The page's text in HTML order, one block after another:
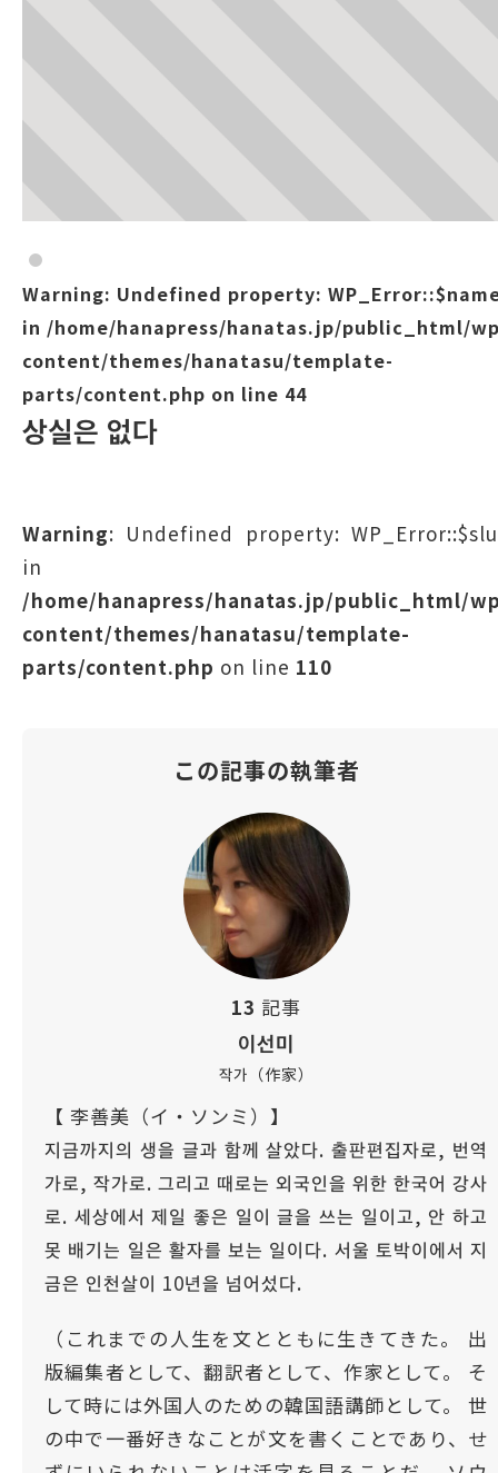
Warning: Undefined property:
in /home/hanapress/hanatas.jp/public_html/
content/themes/hanatasu/template-
parts/content.php on line 44
상실은 없다
Warning: Undefined property:
in
/home/hanapress/hanatas.jp/public_html/
content/themes/hanatasu/template-
parts/content.php on line 110
この記事の執筆者
13 記事
이선미
작가（作家）
【 李善美（イ・ソンミ）】
지금까지의 생을 글과 함께 살았다. 출판편집자로, 번역
가로, 작가로. 그리고 때로는 외국인을 위한 한국어 강사
로. 세상에서 제일 좋은 일이 글을 쓰는 일이고, 안 하고
못 배기는 일은 활자를 보는 일이다. 서울 토박이에서 지
금은 인천살이 10년을 넘어섰다.
（これまでの人生を文とともに生きてきた。 出
版編集者として、翻訳者として、作家として。 そ
して時には外国人のための韓国語講師として。 世
の中で一番好きなことが文を書くことであり、せ